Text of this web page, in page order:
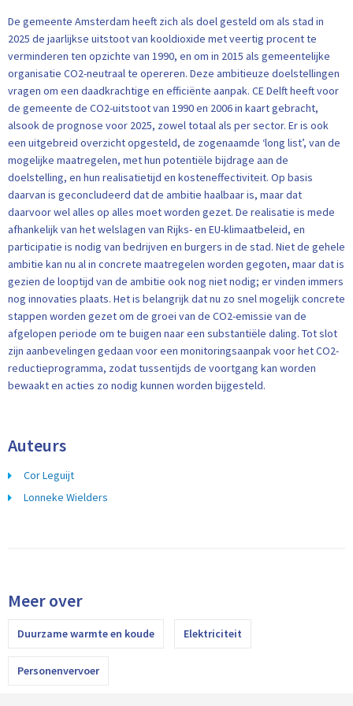
De gemeente Amsterdam heeft zich als doel gesteld om als stad in
2025 de jaarlijkse uitstoot van kooldioxide met veertig procent te
verminderen ten opzichte van 1990, en om in 2015 als gemeentelijke
organisatie CO2-neutraal te opereren. Deze ambitieuze doelstellingen
vragen om een daadkrachtige en efficiënte aanpak. CE Delft heeft voor
de gemeente de CO2-uitstoot van 1990 en 2006 in kaart gebracht,
alsook de prognose voor 2025, zowel totaal als per sector. Er is ook
een uitgebreid overzicht opgesteld, de zogenaamde ‘long list’, van de
mogelijke maatregelen, met hun potentiële bijdrage aan de
doelstelling, en hun realisatietijd en kosteneffectiviteit. Op basis
daarvan is geconcludeerd dat de ambitie haalbaar is, maar dat
daarvoor wel alles op alles moet worden gezet. De realisatie is mede
afhankelijk van het welslagen van Rijks- en EU-klimaatbeleid, en
participatie is nodig van bedrijven en burgers in de stad. Niet de gehele
ambitie kan nu al in concrete maatregelen worden gegoten, maar dat is
gezien de looptijd van de ambitie ook nog niet nodig; er vinden immers
nog innovaties plaats. Het is belangrijk dat nu zo snel mogelijk concrete
stappen worden gezet om de groei van de CO2-emissie van de
afgelopen periode om te buigen naar een substantiële daling. Tot slot
zijn aanbevelingen gedaan voor een monitoringsaanpak voor het CO2-
reductieprogramma, zodat tussentijds de voortgang kan worden
bewaakt en acties zo nodig kunnen worden bijgesteld.
Auteurs
Cor Leguijt
Lonneke Wielders
Meer over
Duurzame warmte en koude Elektriciteit
Personenvervoer